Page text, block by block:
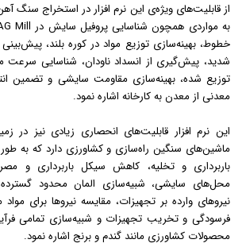
از قابلیت‌های ویژه‌ی این نرم افزاردر استخراج سنگ
خطوط، بهینه‌سازی توزیع مواد در کوره بلند،
شدید، پیش‌گیری از انسداد ناودان، شناسایی سرعت
توزیع شده، بهینه‌سازی مقاومت سایشی و تضمین
معدنی از معدن به کارخانه اشاره نمود.
این نرم افزار قابلیت‌های انحصاری زیادی نیز در
ماشین‌های سنگین راه‌سازی و کشاورزی دارد که به طور
باربرداری و تخلیه، کاهش سیکل باربرداری و
نیروهای وارده بر تجهیزات، مقایسه نیروها برای
فرسودگی و تخریب تجهیزات و شبیه‌سازی تمامی
محصولات کشاورزی مانند گندم و برنج اشاره نمود.